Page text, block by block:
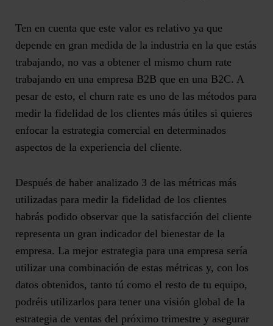
Ten en cuenta que este valor es relativo ya que
depende en gran medida de la industria en la que estás
trabajando, no vas a obtener el mismo churn rate
trabajando en una empresa B2B que en una B2C. A
pesar de esto, el churn rate es uno de las métodos para
medir la fidelidad de los clientes más útiles si quieres
enfocar la estrategia comercial en determinados
aspectos de la experiencia del cliente.
Después de haber analizado 3 de las métricas más
utilizadas para medir la fidelidad de los clientes
habrás podido observar que la satisfacción del cliente
representa un gran indicador del bienestar de la
empresa. La mejor estrategia para una empresa sería
utilizar una combinación de estas métricas y, con los
datos obtenidos, tanto tú como el resto de tu equipo,
podréis utilizarlos para tener una visión global de la
estrategia de ventas del próximo trimestre y asegurar